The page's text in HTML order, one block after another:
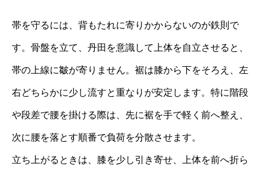
帯を守るには、背もたれに寄りかからないのが鉄則で
す。骨盤を立て、丹田を意識して上体を自立させると、
帯の上線に皺が寄りません。裾は膝から下をそろえ、左
右どちらかに少し流すと重なりが安定します。特に階段
や段差で腰を掛ける際は、先に裾を手で軽く前へ整え、
次に腰を落とす順番で負荷を分散させます。
立ち上がるときは、膝を少し引き寄せ、上体を前へ折ら